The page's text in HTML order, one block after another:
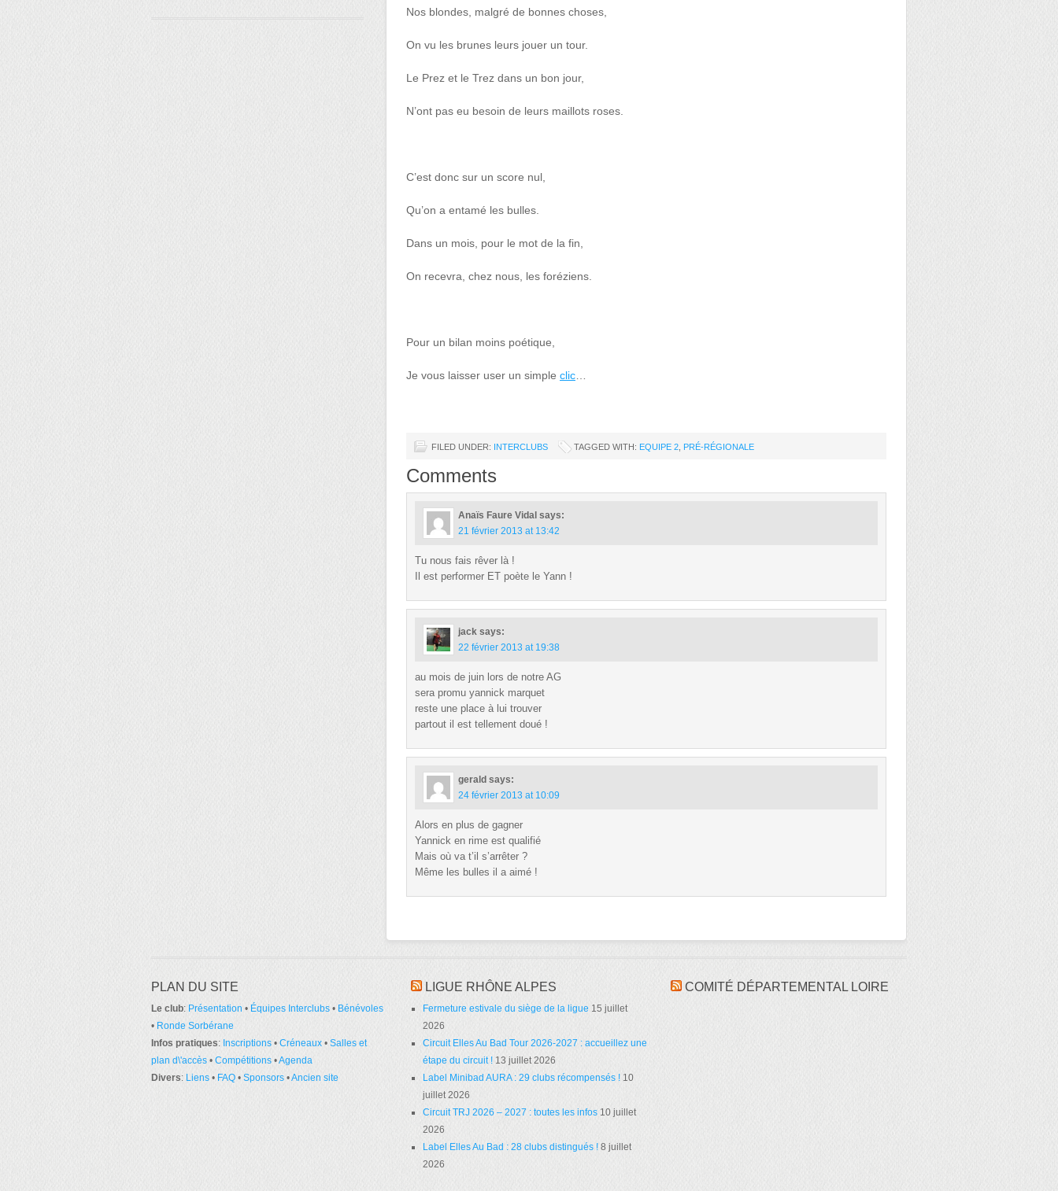
Nos blondes, malgré de bonnes choses,
On vu les brunes leurs jouer un tour.
Le Prez et le Trez dans un bon jour,
N’ont pas eu besoin de leurs maillots roses.
C’est donc sur un score nul,
Qu’on a entamé les bulles.
Dans un mois, pour le mot de la fin,
On recevra, chez nous, les foréziens.
Pour un bilan moins poétique,
Je vous laisser user un simple clic
FILED UNDER: INTERCLUBS TAGGED WITH: EQUIPE 2 PRÉ-RÉGIONALE
Comments
Anaïs Faure Vidal says:
21 février 2013 at 13:42
Tu nous fais rêver là !
Il est performer ET poète le Yann !
jack says:
22 février 2013 at 19:38
au mois de juin lors de notre AG
sera promu yannick marquet
reste une place à lui trouver
partout il est tellement doué !
gerald says:
24 février 2013 at 10:09
Alors en plus de gagner
Yannick en rime est qualifié
Mais où va t’il s’arrêter ?
Même les bulles il a aimé !
PLAN DU SITE
Le club: Présentation • Équipes Interclubs • Bénévoles
• Ronde Sorbérane
Infos pratiques: Inscriptions • Créneaux • Salles et
plan d\'accès • Compétitions •Agenda
Divers: Liens • FAQ • Sponsors •Ancien site
LIGUE RHÔNE ALPES
Fermeture estivale du siège de la ligue 15 juillet
2026
Circuit Elles Au Bad Tour 2026-2027 : accueillez une
étape du circuit ! 13 juillet 2026
Label Minibad AURA : 29 clubs récompensés ! 10
juillet 2026
Circuit TRJ 2026 – 2027 : toutes les infos 10 juillet
2026
Label Elles Au Bad : 28 clubs distingués ! 8 juillet
2026
COMITÉ DÉPARTEMENTAL LOIRE